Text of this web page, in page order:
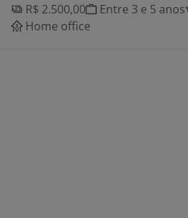
R$ 2.500,00
Entre 3 e 5 anos
Home office